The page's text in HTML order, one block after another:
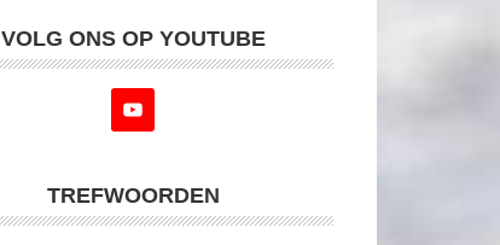
VOLG ONS OP YOUTUBE
TREFWOORDEN